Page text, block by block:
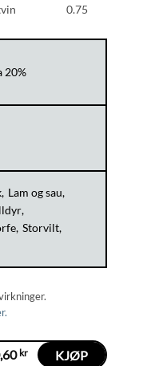
0.75
20%
Lam og sau
Storvilt
kr KJØP